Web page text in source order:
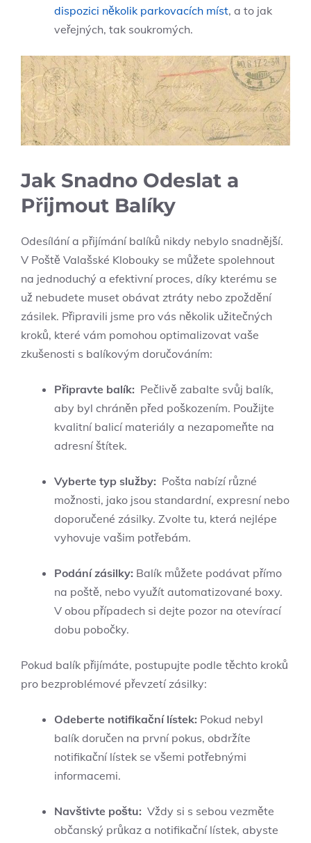
dispozici několik parkovacích míst, a to jak
veřejných, tak soukromých.
Jak ‍Snadno Odeslat⁣ a
Přijmout ​Balíky
Odesílání a ​přijímání balíků nikdy nebylo ⁤snadnější.
V Poště Valašské Klobouky ​se můžete⁤ spolehnout
na ​jednoduchý a efektivní proces, díky kterému se
už nebudete muset obávat ⁢ztráty ‌nebo zpoždění‌
zásilek. Připravili jsme pro ⁤vás několik užitečných
kroků, které ⁤vám ‍pomohou optimalizovat vaše
zkušenosti s balíkovým doručováním:
Připravte balík: ‍ Pečlivě zabalte⁢ svůj balík,‌
aby byl chráněn ‍před poškozením. Použijte
kvalitní balicí materiály a nezapomeňte na
adresní​ štítek.
Vyberte typ‍ služby: ​ Pošta nabízí různé
možnosti, jako⁤ jsou⁤ standardní, expresní nebo
doporučené zásilky. Zvolte tu, která nejlépe
vyhovuje vašim ⁤potřebám.
Podání zásilky: ⁣Balík můžete podávat přímo
na poště, nebo využít automatizované boxy.
V obou případech si dejte pozor na otevírací
dobu pobočky.
Pokud​ balík přijímáte, postupujte ‌podle‌ těchto​ kroků
pro bezproblémové převzetí​ zásilky:
Odeberte ‌notifikační lístek: Pokud ​nebyl
balík doručen na první ‌pokus,​ obdržíte
notifikační lístek se ​všemi potřebnými
informacemi.
Navštivte poštu: ‍ Vždy ⁣si​ s sebou vezměte⁤
občanský průkaz a notifikační⁤ lístek,⁤ abyste